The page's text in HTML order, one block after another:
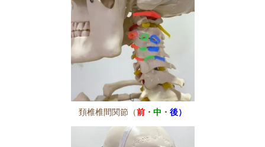
頚椎椎間関節（前 ・ 中 ・ 後）